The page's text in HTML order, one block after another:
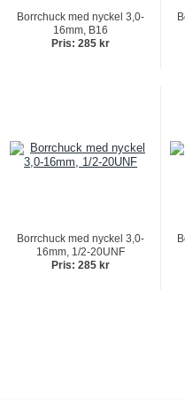
Borrchuck med nyckel 3,0-
16mm, B16
Pris: 285 kr
Borrchuck med nyckel 3,0-
16mm, 1/2-20UNF
Pris: 285 kr